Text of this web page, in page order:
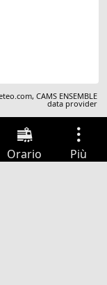
,CAMS ENSEMBLE
data provider
Orario Più